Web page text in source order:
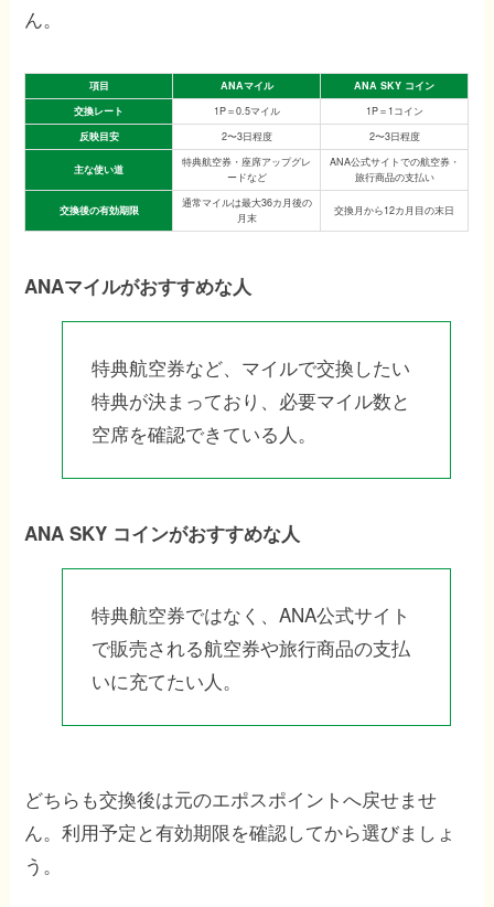
ん。
項目 ANAマイル
ANA SKY コイン
交換レート
1P＝0.5マイル
1P＝1コイン
反映目安
2〜3日程度 2〜3日程度
主な使い道
特典航空券・座席アップグレ
ードなど
ANA公式サイトでの航空券・
旅行商品の支払い
交換後の有効期限
通常マイルは最大36カ月後の
月末
交換月から12カ月目の末日
ANAマイルがおすすめな人
特典航空券など、マイルで交換したい
特典が決まっており、必要マイル数と
空席を確認できている人。
ANA SKY コインがおすすめな人
特典航空券ではなく、ANA公式サイト
で販売される航空券や旅行商品の支払
いに充てたい人。
どちらも交換後は元のエポスポイントへ戻せませ
ん。利用予定と有効期限を確認してから選びましょ
う。